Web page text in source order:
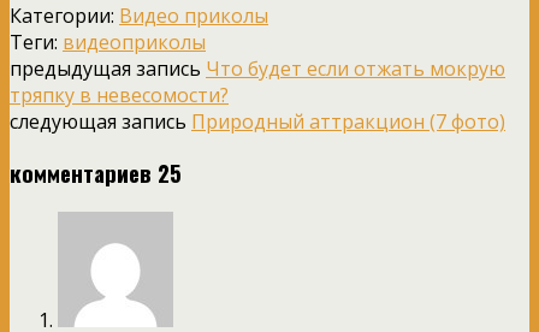
Категории: Видео приколы
Теги: видеоприколы
предыдущая запись Что будет если отжать мокрую
тряпку в невесомости?
следующая запись Природный аттракцион (7 фото)
комментариев 25